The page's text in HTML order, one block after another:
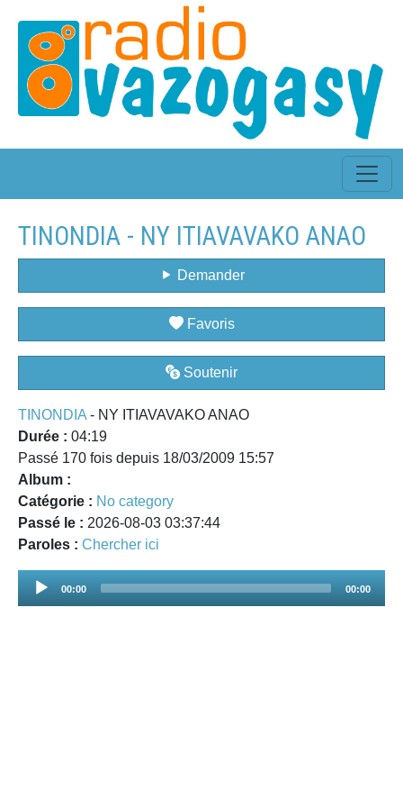
TINONDIA - NY ITIAVAVAKO ANAO
Demander
Favoris
Soutenir
TINONDIA - NY ITIAVAVAKO ANAO
Durée : 04:19
Passé 170 fois depuis 18/03/2009 15:57
Album :
Catégorie : No category
Passé le : 2026-08-03 03:37:44
Paroles : Chercher ici
Audio
00:00 00:00